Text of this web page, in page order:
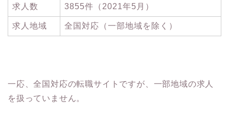
求人数 3855件（2021年5月）
求人地域 全国対応（一部地域を除く）
一応、全国対応の転職サイトですが、一部地域の求人
を扱っていません。